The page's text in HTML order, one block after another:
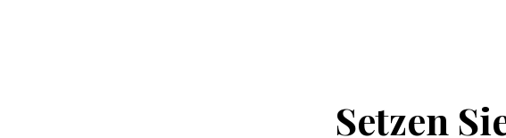
Setzen